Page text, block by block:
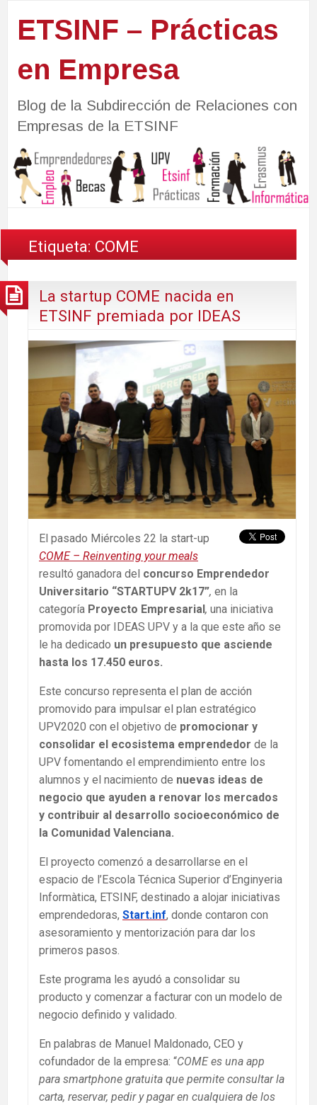
ETSINF – Prácticas
en Empresa
Blog de la Subdirección de Relaciones con
Empresas de la ETSINF
Etiqueta: COME
La startup COME nacida en
ETSINF premiada por IDEAS
El pasado Miércoles 22 la start-up
COME – Reinventing your meals
resultó ganadora del concurso Emprendedor
Universitario “STARTUPV 2k17”, en la
categoría Proyecto Empresarial , una iniciativa
promovida por IDEAS UPV y a la que este año se
le ha dedicado un presupuesto que asciende
hasta los 17.450 euros.
Este concurso representa el plan de acción
promovido para impulsar el plan estratégico
UPV2020 con el objetivo de promocionar y
consolidar el ecosistema emprendedor de la
UPV fomentando el emprendimiento entre los
alumnos y el nacimiento de nuevas ideas de
negocio que ayuden a renovar los mercados
y contribuir al desarrollo socioeconómico de
la Comunidad Valenciana.
El proyecto comenzó a desarrollarse en el
espacio de l’Escola Técnica Superior d’Enginyeria
Informàtica, ETSINF, destinado a alojar iniciativas
emprendedoras, Start.inf, donde contaron con
asesoramiento y mentorización para dar los
primeros pasos.
Este programa les ayudó a consolidar su
producto y comenzar a facturar con un modelo de
negocio definido y validado.
En palabras de Manuel Maldonado, CEO y
cofundador de la empresa: “COME es una app
para smartphone gratuita que permite consultar la
carta, reservar, pedir y pagar en cualquiera de los